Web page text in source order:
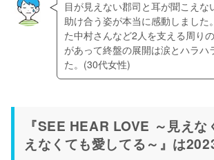
目が見えない郡司と耳が聞こえな
助け合う姿が本当に感動しました
た中村さんなど2人を支える周り
があって終盤の展開は涙とハラハ
た。(30代女性)
『SEE HEAR LOVE ～見えな
えなくても愛してる～』は